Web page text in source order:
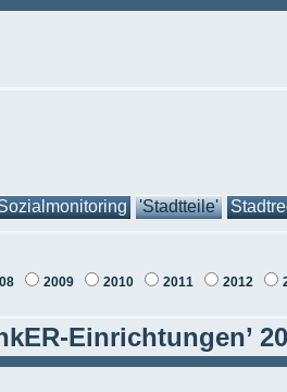
'Stadtteile'
2009 2010 2011 2012
Einrichtungen’